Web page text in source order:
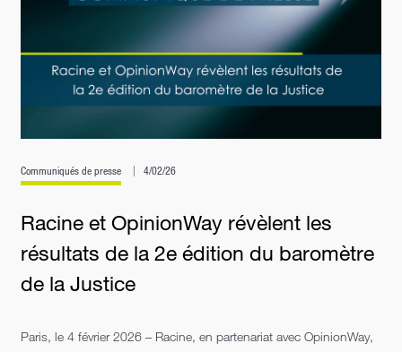
Communiqués de presse 4/02/26
Racine et OpinionWay révèlent les
résultats de la 2e édition du baromètre
de la Justice
Paris, le 4 février 2026 – Racine, en partenariat avec OpinionWay,